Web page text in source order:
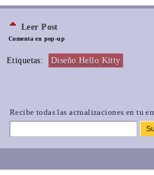
Leer Post
Comenta en pop-up
Etiquetas: Diseño Hello Kitty
Recibe todas las actualizaciones en tu